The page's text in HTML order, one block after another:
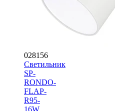
028156
Светильник
SP-
RONDO-
FLAP-
R95-